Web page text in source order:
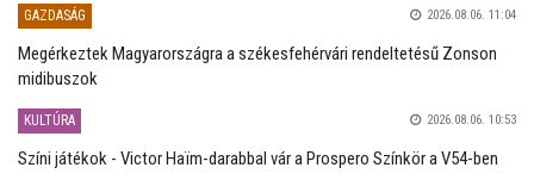
GAZDASÁG 2026.08.06. 11:04
Megérkeztek Magyarországra a székesfehérvári rendeltetésű Zonson
midibuszok
KULTÚRA 2026.08.06. 10:53
Színi játékok - Victor Haïm-darabbal vár a Prospero Színkör a V54-ben